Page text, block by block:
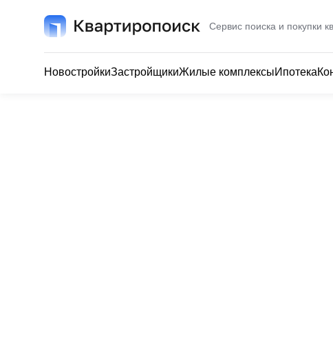
Сервис поиска и покупки
НовостройкиЗастройщикиЖилые комплексыИпотека